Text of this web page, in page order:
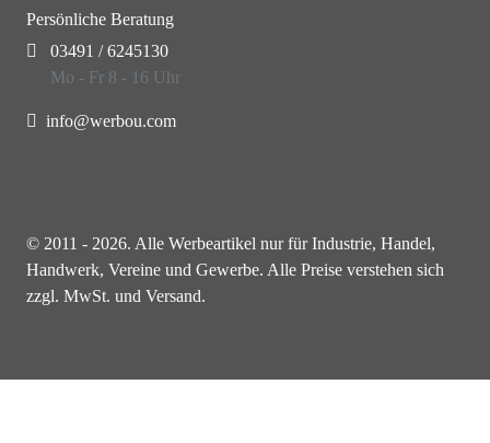
Persönliche Beratung
03491 / 6245130
Mo - Fr 8 - 16 Uhr
info@werbou.com
© 2011 - 2026. Alle Werbeartikel nur für Industrie, Handel,
Handwerk, Vereine und Gewerbe. Alle Preise verstehen sich
zzgl. MwSt. und Versand.